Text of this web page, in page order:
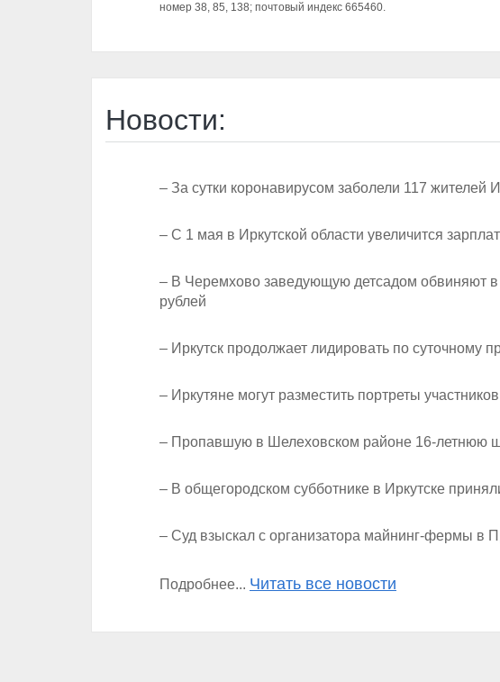
номер 38, 85, 138; почтовый индекс 665460.
Новости:
– За сутки коронавирусом заболели 117 жителей
– С 1 мая в Иркутской области увеличится
– В Черемхово заведующую детсадом обвиняют
рублей
– Иркутск продолжает лидировать по суточному
– Иркутяне могут разместить портреты
– Пропавшую в Шелеховском районе 16-летнюю
– В общегородском субботнике в Иркутске
– Суд взыскал с организатора майнинг-фермы в
Подробнее... Читать все новости